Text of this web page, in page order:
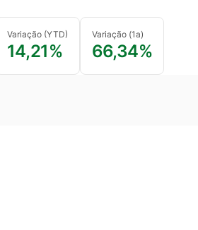
Variação (YTD)
14,21%
Variação (1a)
66,34%